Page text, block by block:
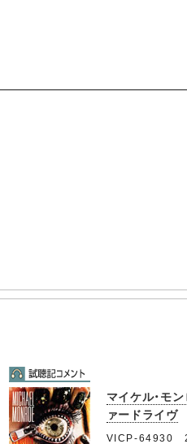
マイケル・モ
ァードライヴ
VICP-64930